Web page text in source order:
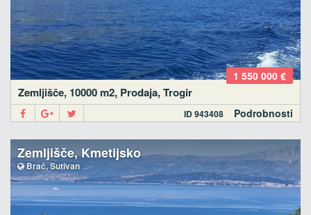
1 550 000 €
Zemljišče, 10000 m2, Prodaja, Trogir
Podrobnosti
ID 943408
Zemljišče, Kmetijsko
Brač, Sutivan